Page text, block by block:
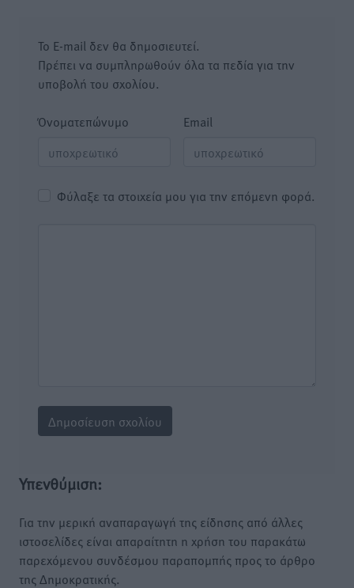
Το E-mail δεν θα δημοσιευτεί.
Πρέπει να συμπληρωθούν όλα τα πεδία για την
υποβολή του σχολίου.
Όνοματεπώνυμο Email
Φύλαξε τα στοιχεία μου για την επόμενη φορά.
Υπενθύμιση:
Για την μερική αναπαραγωγή της είδησης από άλλες
ιστοσελίδες είναι απαραίτητη η χρήση του παρακάτω
παρεχόμενου συνδέσμου παραπομπής προς το άρθρο
της Δημοκρατικής.